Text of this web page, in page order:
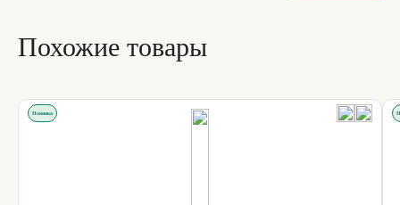
Похожие товары
Новинка